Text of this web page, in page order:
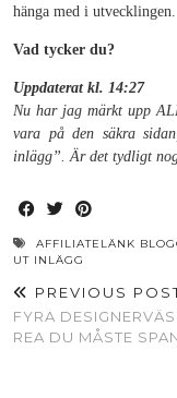
hänga med i utvecklingen.
Vad tycker du?
Uppdaterat kl. 14:27
Nu har jag märkt upp
vara på den säkra
inlägg”. Är det tydligt
AFFILIATELÄNK
UT INLÄGG
PREVIOUS
FYRA
REA DU MÅSTE